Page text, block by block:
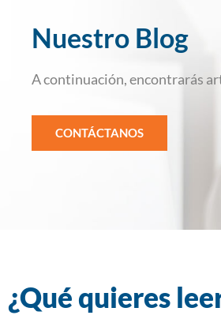
Nuestro Blog
A continuación, encontrarás
CONTÁCTANOS
¿Qué quieres